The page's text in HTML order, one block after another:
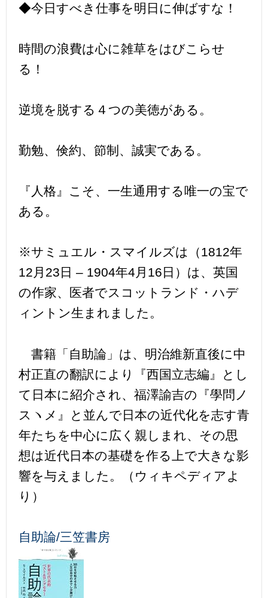
◆今日すべき仕事を明日に伸ばすな！
時間の浪費は心に雑草をはびこらせ
る！
逆境を脱する４つの美徳がある。
勤勉、倹約、節制、誠実である。
『人格』こそ、一生通用する唯一の宝で
ある。
※サミュエル・スマイルズは（1812年
12月23日 – 1904年4月16日）は、英国
の作家、医者でスコットランド・ハデ
ィントン生まれました。
書籍「自助論」は、明治維新直後に中
村正直の翻訳により『西国立志編』とし
て日本に紹介され、福澤諭吉の『學問ノ
スヽメ』と並んで日本の近代化を志す青
年たちを中心に広く親しまれ、その思
想は近代日本の基礎を作る上で大きな影
響を与えました。（ウィキペディアよ
り）
自助論/三笠書房